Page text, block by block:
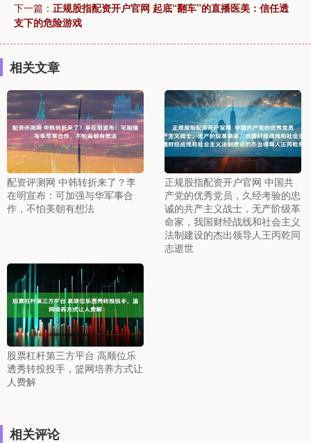
下一篇： 正规股指配资开户官网 起底“翻车”的直播医美：信任透
支下的危险游戏
相关文章
配资评测网 中韩转折来了？李
在明宣布：可加强与华军事合
作，不怕美朝有想法
正规股指配资开户官网 中国共
产党的优秀党员，久经考验的忠
诚的共产主义战士，无产阶级革
命家，我国财经战线和社会主义
法制建设的杰出领导人王丙乾同
志逝世
股票杠杆第三方平台 高顺位乐
透秀转投投手，篮网培养方式让
人费解
相关评论